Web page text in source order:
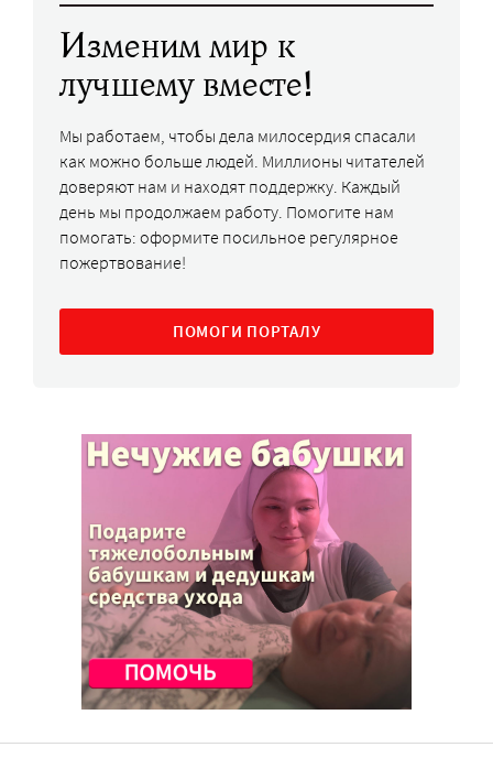
Изменим мир к
лучшему вместе!
Мы работаем, чтобы дела милосердия спасали
как можно больше людей. Миллионы читателей
доверяют нам и находят поддержку. Каждый
день мы продолжаем работу. Помогите нам
помогать: оформите посильное регулярное
пожертвование!
ПОМОГИ ПОРТАЛУ